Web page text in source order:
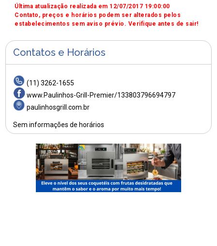
Última atualização realizada em 12/07/2017 19:00:00
Contato, preços e horários podem ser alterados pelos
estabelecimentos sem aviso prévio. Verifique antes de sair!
Contatos e Horários
(11) 3262-1655
www.Paulinhos-Grill-Premier/133803796694797
paulinhosgrill.com.br
Sem informações de horários